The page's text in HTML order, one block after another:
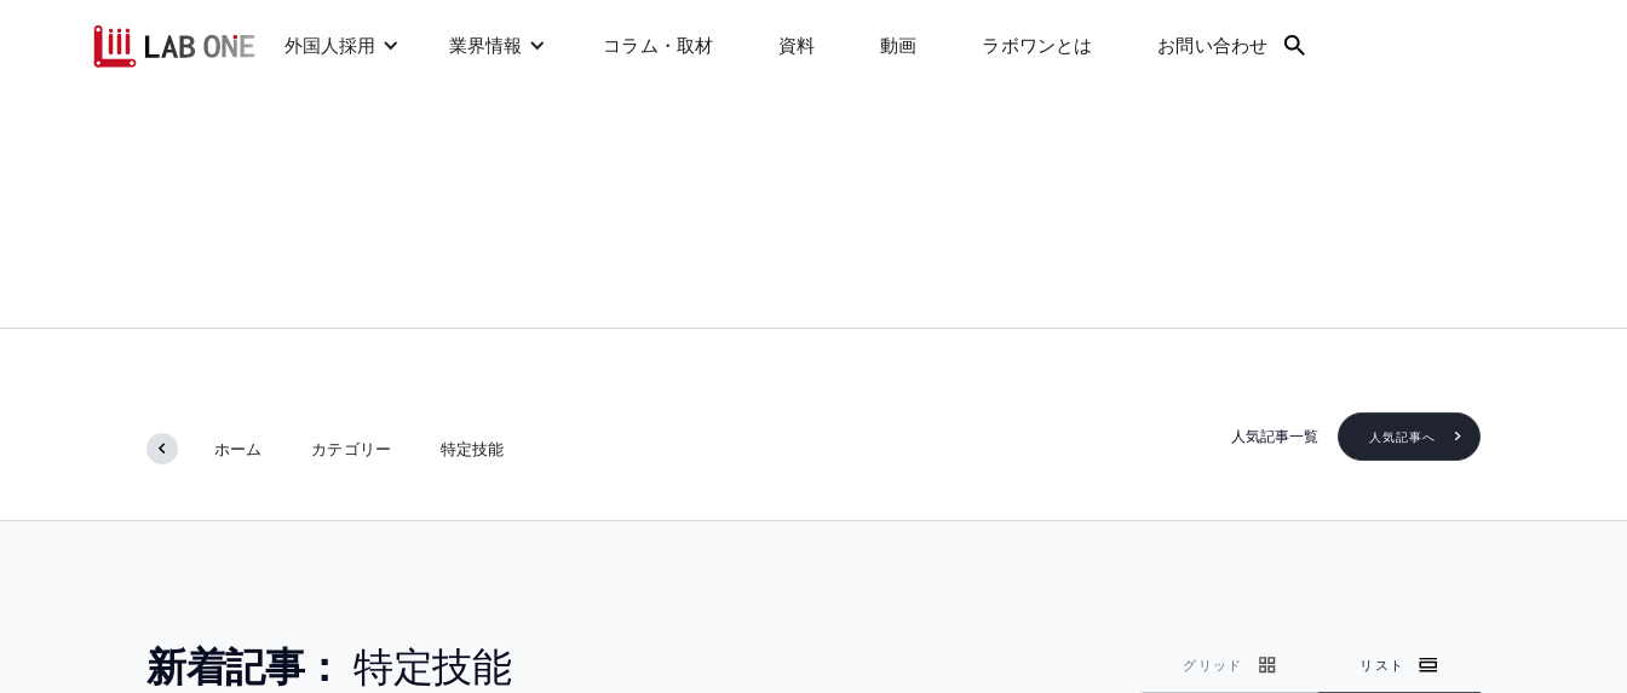
外国人採用 業界情報 コラム・取材 資料 動画 ラボワンとは お問い合わせ
特定技能
ホーム カテゴリー 特定技能
人気記事一覧 人気記事へ
新着記事： 特定技能 グリッド リスト